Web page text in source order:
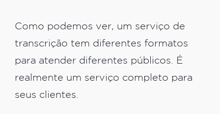
Como podemos ver, um serviço de
transcrição tem diferentes formatos
para atender diferentes públicos. É
realmente um serviço completo para
seus clientes.